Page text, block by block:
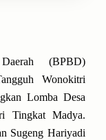
(BPBD)
Wonokitri
Lomba Desa
Tingkat Madya.
Sugeng Hariyadi